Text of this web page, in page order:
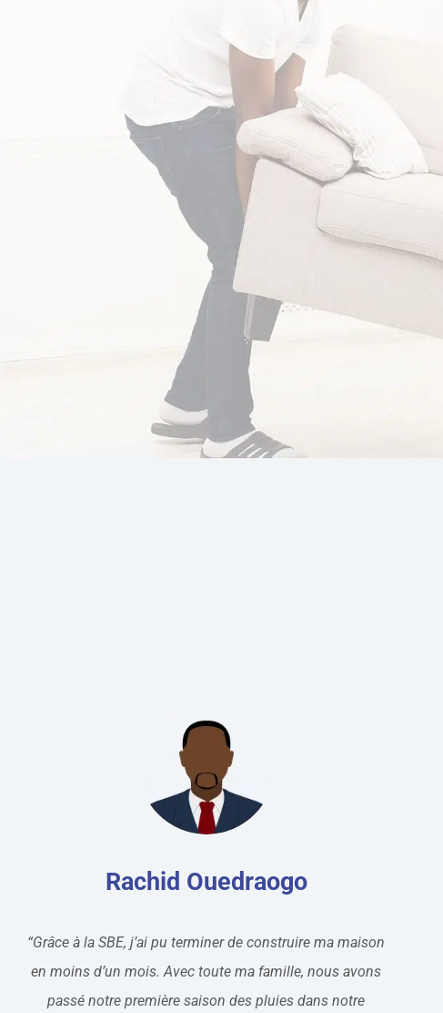
Rachid Ouedraogo
“Grâce à la SBE, j’ai pu terminer de construire ma maison
en moins d’un mois. Avec toute ma famille, nous avons
passé notre première saison des pluies dans notre